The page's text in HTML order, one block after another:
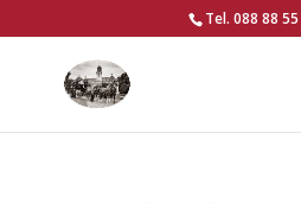
Tel. 088 88